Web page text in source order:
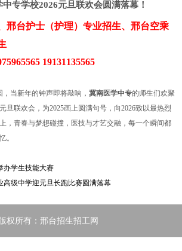
专学校2026元旦联欢会圆满落幕！
邢台护士（护理）专业招生、邢台空乘
19131135565
当新年的钟声即将敲响， 冀南医学中专的师生们欢聚
旦联欢会，为2025画上圆满句号，向2026致以最热烈
，青春与梦想碰撞，医技与才艺交融，每一个瞬间都
。
办学生技能大赛
高级中学迎元旦长跑比赛圆满落幕
版权所有：邢台招生招工网